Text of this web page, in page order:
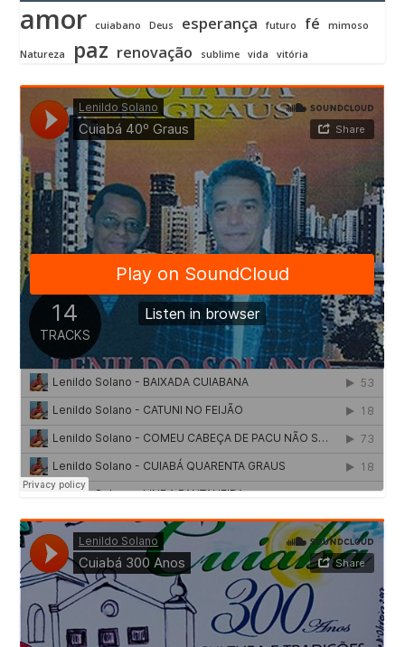
amor cuiabano Deus esperança futuro fé mimoso
Natureza paz renovação sublime vida vitória